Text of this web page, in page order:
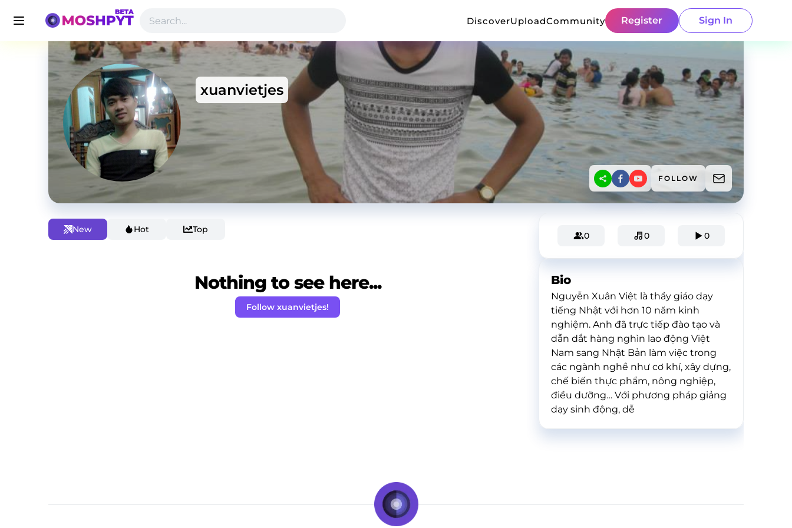
DiscoverUploadCommunity Register Sign In
xuanvietjes
FOLLOW
New Hot Top
Nothing to see here...
Follow xuanvietjes!
0 0 0
Bio
Nguyễn Xuân Việt là thầy giáo dạy
tiếng Nhật với hơn 10 năm kinh
nghiệm. Anh đã trực tiếp đào tạo và
dẫn dắt hàng nghìn lao động Việt
Nam sang Nhật Bản làm việc trong
các ngành nghề như cơ khí, xây dựng,
chế biến thực phẩm, nông nghiệp,
điều dưỡng… Với phương pháp giảng
dạy sinh động, dễ